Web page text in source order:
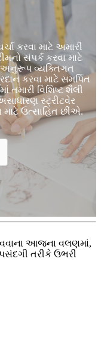
કરવા માટે અમારી
સંપર્ક કરવા માટે
અનુરૂપ વ્યક્તિગત
કરવા માટે સમર્પિત
તમારી વિશિષ્ટ શૈલી
સ્ટ્રીટવેર
માટે ઉત્સાહિત છીએ.
આજના વલણમાં,
પસંદગી તરીકે ઉભરી